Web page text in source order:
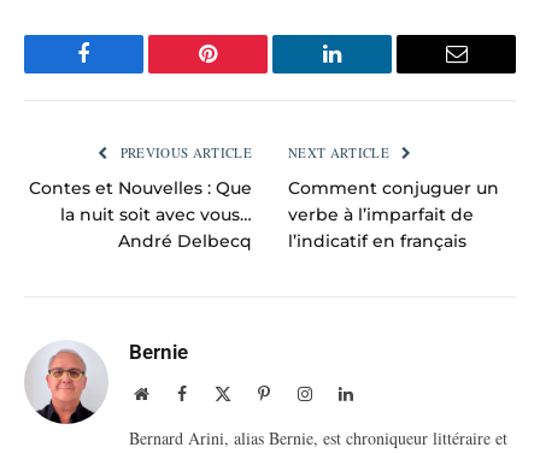
Facebook Pinterest LinkedIn Email
PREVIOUS ARTICLE
Contes et Nouvelles : Que
la nuit soit avec vous…
André Delbecq
NEXT ARTICLE
Comment conjuguer un
verbe à l’imparfait de
l’indicatif en français
Bernie
WebsiteFacebook PinterestInstagramLinkedIn
Bernard Arini, alias Bernie, est chroniqueur littéraire et